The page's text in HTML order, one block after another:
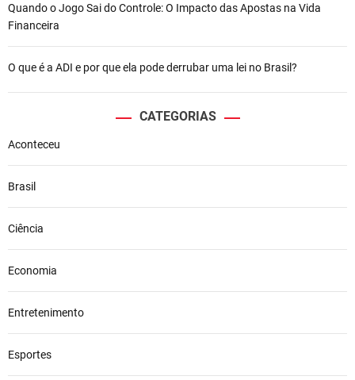
Quando o Jogo Sai do Controle: O Impacto das Apostas na Vida
Financeira
O que é a ADI e por que ela pode derrubar uma lei no Brasil?
CATEGORIAS
Aconteceu
Brasil
Ciência
Economia
Entretenimento
Esportes